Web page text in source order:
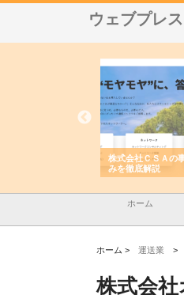
ウェブプレ
株式会社ＣＳＡの
みを徹底解説
ホーム
ホーム > 運送業 >
株式会